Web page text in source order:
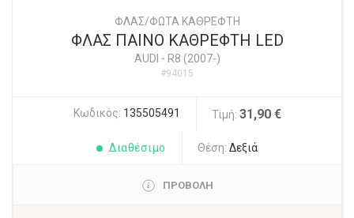
ΦΛΑΣ/ΦΩΤΑ ΚΑΘΡΕΦΤΗ
ΦΛΑΣ ΠΑΙΝΟ ΚΑΘΡΕΦΤΗ LED
AUDI - R8 (2007-)
#94015
Κωδικός: 135505491 Τιμή: 31,90 €
Διαθέσιμο Θέση: Δεξιά
ΠΡΟΒΟΛΗ